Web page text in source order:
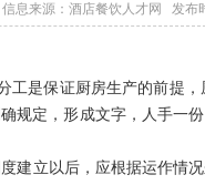
信息来源： 酒店餐饮人才网 发布
工是保证厨房生产的前提
规定，形成文字，人手一
立以后，应根据运作情况